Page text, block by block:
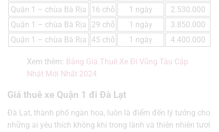
Quận 1 – chùa Bà Rịa
16 chỗ 1 ngày
2.530.000
Quận 1 – chùa Bà Rịa
29 chỗ 1 ngày
3.850.000
Quận 1 – chùa Bà Rịa 45 chỗ 1 ngày 4.400.000
Xem thêm: Bảng Giá Thuê Xe Đi Vũng Tàu Cập
Nhật Mới Nhất 2024
Giá thuê xe Quận 1 đi Đà Lạt
Đà Lạt, thành phố ngàn hoa, luôn là điểm đến lý tưởng cho
những ai yêu thích không khí trong lành và thiên nhiên tươi